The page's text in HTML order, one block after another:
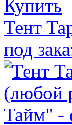
Купить
Тент
под